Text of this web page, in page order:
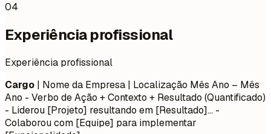
04
Experiência profissional
Experiência profissional
Cargo | Nome da Empresa | Localização Mês Ano – Mês
Ano - Verbo de Ação + Contexto + Resultado (Quantificado)
- Liderou [Projeto] resultando em [Resultado]... -
Colaborou com [Equipe] para implementar